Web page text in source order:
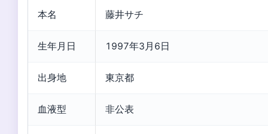
本名 藤井サチ
生年月日 1997年3月6日
出身地 東京都
血液型 非公表